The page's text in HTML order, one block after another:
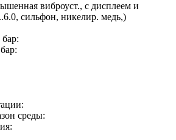
виброуст., c дисплеем и
сильфон, никелир. медь,)
среды: